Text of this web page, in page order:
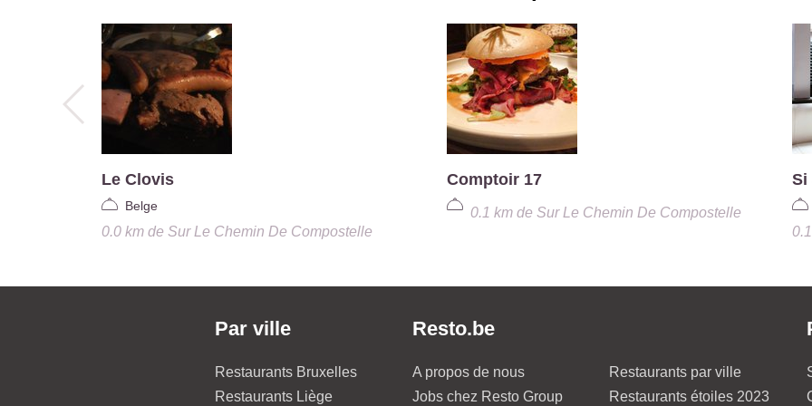
Le Clovis
Belge
0.0 kmde Sur Le Chemin De Compostelle
Comptoir 17
0.1 kmde Sur Le Chemin De Compostelle
Si
Par ville
Restaurants Bruxelles
Restaurants Liège
Resto.be
A propos de nous
Jobs chez Resto Group
Restaurants par ville
Restaurants étoiles 2023